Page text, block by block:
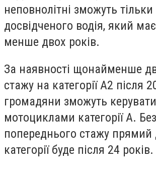
неповнолітні зможуть тільки
досвідченого водія, який
менше двох років.
За наявності щонайменше
стажу на категорії A2 після
громадяни зможуть
мотоциклами категорії А. Без
попереднього стажу прямий
категорії буде після 24 років.